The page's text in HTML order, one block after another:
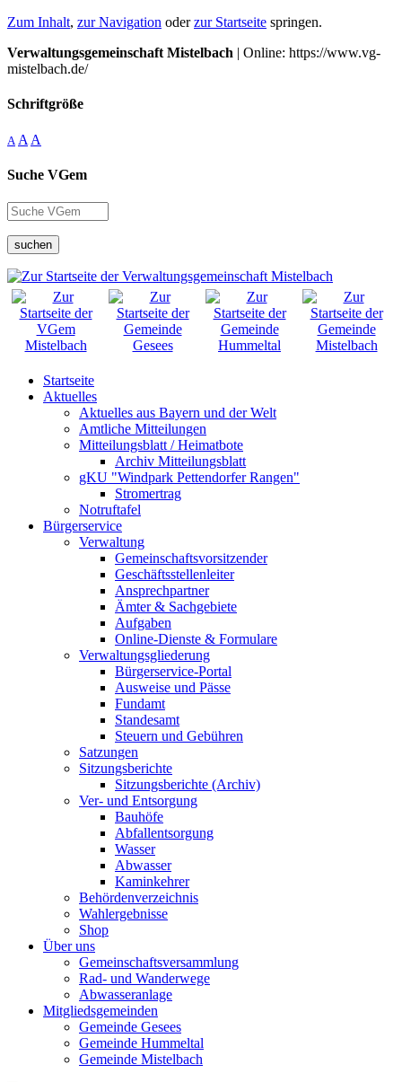
Zum Inhalt, zur Navigation oderzur Startseite springen.
Verwaltungsgemeinschaft Mistelbach | Online: https://www.vg-
mistelbach.de/
Schriftgröße
A A A
Suche VGem
suchen
Startseite
Aktuelles
Aktuelles aus Bayern und der Welt
Amtliche Mitteilungen
Mitteilungsblatt / Heimatbote
Archiv Mitteilungsblatt
gKU "Windpark Pettendorfer Rangen"
Stromertrag
Notruftafel
Bürgerservice
Verwaltung
Gemeinschaftsvorsitzender
Geschäftsstellenleiter
Ansprechpartner
Ämter & Sachgebiete
Aufgaben
Online-Dienste & Formulare
Verwaltungsgliederung
Bürgerservice-Portal
Ausweise und Pässe
Fundamt
Standesamt
Steuern und Gebühren
Satzungen
Sitzungsberichte
Sitzungsberichte (Archiv)
Ver- und Entsorgung
Bauhöfe
Abfallentsorgung
Wasser
Abwasser
Kaminkehrer
Behördenverzeichnis
Wahlergebnisse
Shop
Über uns
Gemeinschaftsversammlung
Rad- und Wanderwege
Abwasseranlage
Mitgliedsgemeinden
Gemeinde Gesees
Gemeinde Hummeltal
Gemeinde Mistelbach